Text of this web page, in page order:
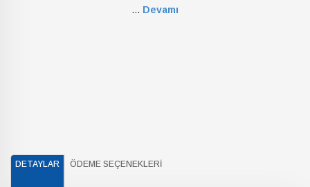
... Devamı
DETAYLAR ÖDEME SEÇENEKLERI